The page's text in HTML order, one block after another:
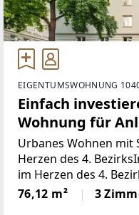
EIGENTUMSWOHNUNG
Einfach
Wohnung für
Urbanes Wohnen mit
Herzen des 4.
im Herzen des 4.
sorgfältig sanierte
Neubau aus dem
76,12 m² 3